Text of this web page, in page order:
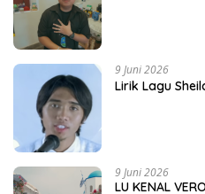
9 Juni 2026
Lirik Lagu
9 Juni 2026
LU KENAL